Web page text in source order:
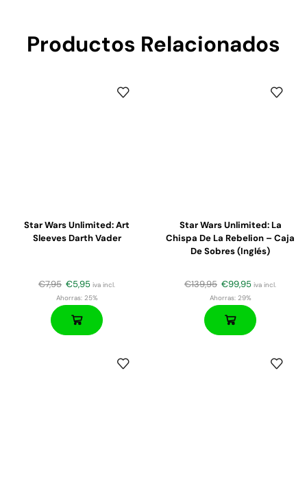
Productos Relacionados
Star Wars Unlimited: Art
Sleeves Darth Vader
€7,95 €5,95 iva incl.
Ahorras:25%
Star Wars Unlimited: La
Chispa De La Rebelion – Caja
De Sobres (inglés)
€139,95 €99,95 iva incl.
Ahorras:29%